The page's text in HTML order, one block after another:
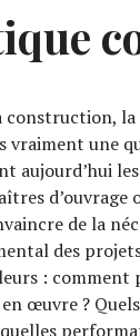
construction,
vraiment une
aujourd’hui
d’ouvrage
de la
des
: comment
œuvre ?